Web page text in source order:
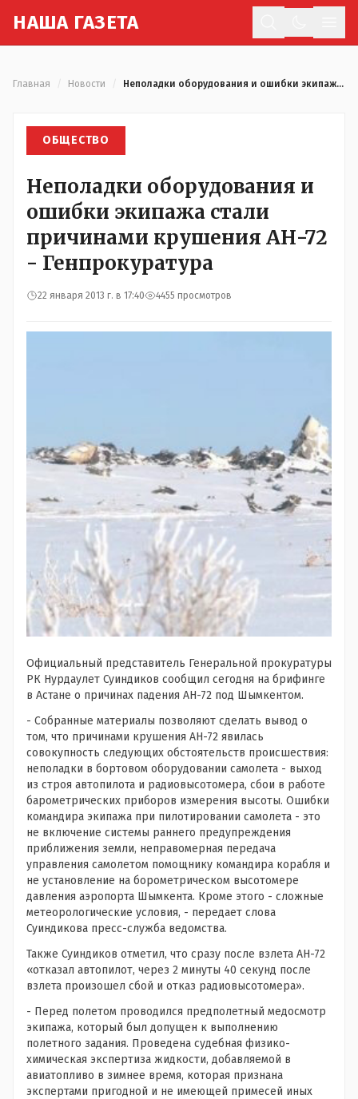
НАША ГАЗЕТА
Главная Новости Неполадки оборудования и ошибки экипажа стали причинами крушения АН-72 - Генпрокуратура
ОБЩЕСТВО
Неполадки оборудования и
ошибки экипажа стали
причинами крушения АН-72
- Генпрокуратура
22 января 2013 г. в 17:40 4455 просмотров
Официальный представитель Генеральной прокуратуры
РК Нурдаулет Суиндиков сообщил сегодня на брифинге
в Астане о причинах падения АН-72 под Шымкентом.
- Собранные материалы позволяют сделать вывод о
том, что причинами крушения АН-72 явилась
совокупность следующих обстоятельств происшествия:
неполадки в бортовом оборудовании самолета - выход
из строя автопилота и радиовысотомера, сбои в работе
барометрических приборов измерения высоты. Ошибки
командира экипажа при пилотировании самолета - это
не включение системы раннего предупреждения
приближения земли, неправомерная передача
управления самолетом помощнику командира корабля и
не установление на борометрическом высотомере
давления аэропорта Шымкента. Кроме этого - сложные
метеорологические условия, - передает слова
Суиндикова пресс-служба ведомства.
Также Суиндиков отметил, что сразу после взлета АН-72
«отказал автопилот, через 2 минуты 40 секунд после
взлета произошел сбой и отказ радиовысотомера».
- Перед полетом проводился предполетный медосмотр
экипажа, который был допущен к выполнению
полетного задания. Проведена судебная физико-
химическая экспертиза жидкости, добавляемой в
авиатопливо в зимнее время, которая признана
экспертами пригодной и не имеющей примесей иных